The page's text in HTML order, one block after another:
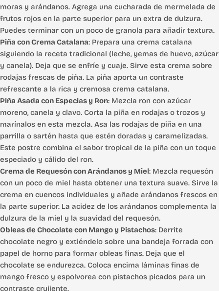
moras y arándanos. Agrega una cucharada de mermelada de
frutos rojos en la parte superior para un extra de dulzura.
Puedes terminar con un poco de granola para añadir textura.
Piña con Crema Catalana: Prepara una crema catalana
siguiendo la receta tradicional (leche, yemas de huevo, azúcar
y canela). Deja que se enfríe y cuaje. Sirve esta crema sobre
rodajas frescas de piña. La piña aporta un contraste
refrescante a la rica y cremosa crema catalana.
Piña Asada con Especias y Ron: Mezcla ron con azúcar
moreno, canela y clavo. Corta la piña en rodajas o trozos y
marínalos en esta mezcla. Asa las rodajas de piña en una
parrilla o sartén hasta que estén doradas y caramelizadas.
Este postre combina el sabor tropical de la piña con un toque
especiado y cálido del ron.
Crema de Requesón con Arándanos y Miel: Mezcla requesón
con un poco de miel hasta obtener una textura suave. Sirve la
crema en cuencos individuales y añade arándanos frescos en
la parte superior. La acidez de los arándanos complementa la
dulzura de la miel y la suavidad del requesón.
Obleas de Chocolate con Mango y Pistachos: Derrite
chocolate negro y extiéndelo sobre una bandeja forrada con
papel de horno para formar obleas finas. Deja que el
chocolate se endurezca. Coloca encima láminas finas de
mango fresco y espolvorea con pistachos picados para un
contraste crujiente.